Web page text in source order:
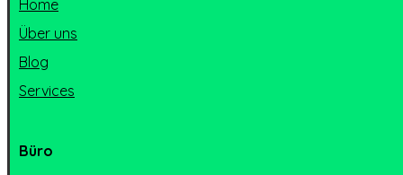
Home
Über uns
Blog
Services
Büro